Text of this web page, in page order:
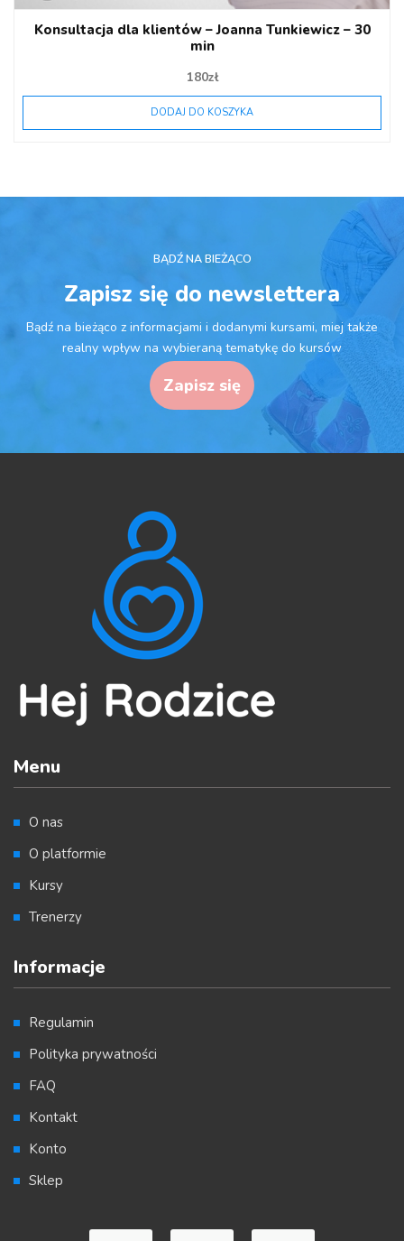
Konsultacja dla klientów – Joanna Tunkiewicz – 30
min
180zł
DODAJ DO KOSZYKA
BĄDŹ NA BIEŻĄCO
Zapisz się do newslettera
Bądź na bieżąco z informacjami i dodanymi kursami, miej także
realny wpływ na wybieraną tematykę do kursów
Zapisz się
Menu
O nas
O platformie
Kursy
Trenerzy
Informacje
Regulamin
Polityka prywatności
FAQ
Kontakt
Konto
Sklep